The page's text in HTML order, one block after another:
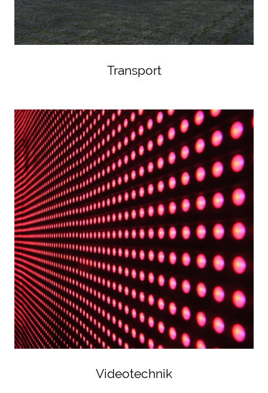
Transport
Videotechnik